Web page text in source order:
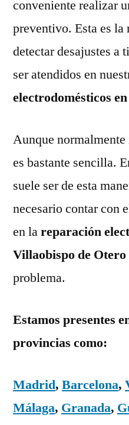
conveniente realizar
preventivo. Esta es la
detectar desajustes a
ser atendidos en
electrodomésticos
Aunque
es bastante sencilla.
suele ser de esta
necesario contar con
en lareparación
Villaobispo de Otero
problema.
Estamos presentes
provincias como:
Madrid, Barcelona,
Málaga, Granada,